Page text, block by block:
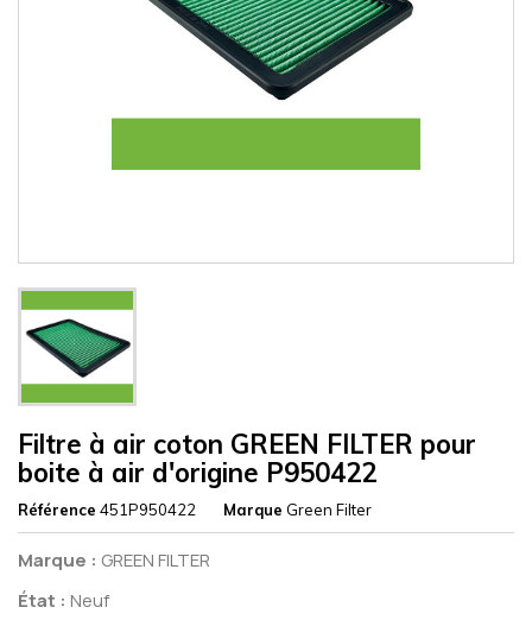
Filtre à air coton GREEN FILTER pour
boite à air d'origine P950422
Référence 451P950422 Marque Green Filter
Marque : GREEN FILTER
État : Neuf